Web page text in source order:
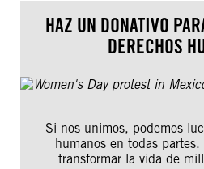
HAZ UN DONATIVO
DERECHOS
Si nos unimos, podemos
humanos en todas
transformar la vida de